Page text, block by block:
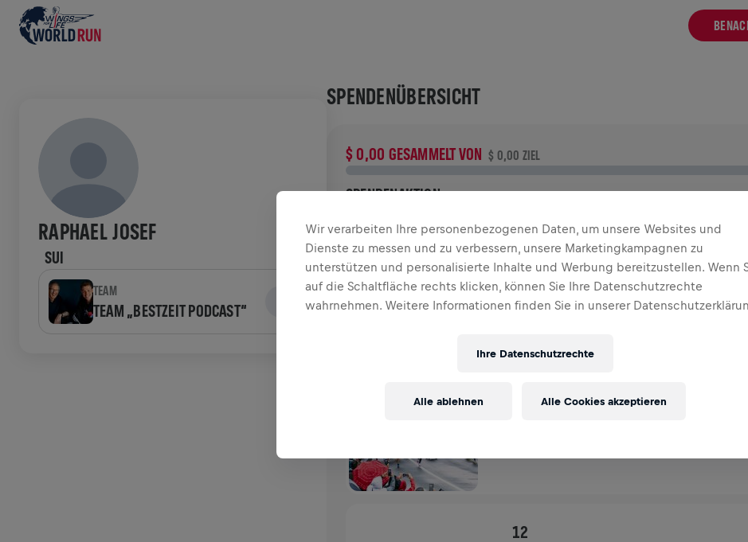
RAPHAEL JOSEF
SUI
TEAM
TEAM „BESTZEIT PODCAST“
SPENDENÜBERSICHT
$ 0,00 GESAMMELT VON $ 0,00 ZIEL
SPENDENAKTION
Deine Spende macht den Unterschied! 100 % davon fließen in
die Rückenmarksforschung.
VERGANGENE TEILNAHMEN
12
Wir verarbeiten Ihre personenbezogenen Daten, um unsere Websites und
Dienste zu messen und zu verbessern, unsere Marketingkampagnen zu
unterstützen und personalisierte Inhalte und Werbung bereitzustellen. Wenn
auf die Schaltfläche rechts klicken, können Sie Ihre Datenschutzrechte
wahrnehmen. Weitere Informationen finden Sie in unserer
Ihre Datenschutzrechte
Alle ablehnen Alle Cookies akzeptieren